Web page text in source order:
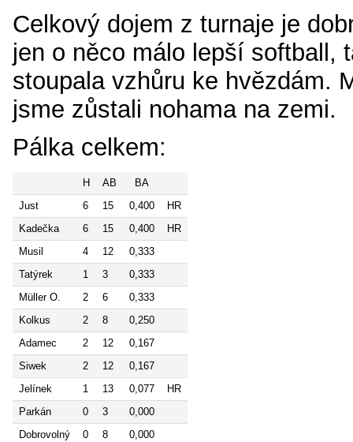
Celkový dojem z turnaje je
jen o něco málo lepší softball,
stoupala vzhůru ke hvězdám.
jsme zůstali nohama na zemi.
Pálka celkem:
H AB
BA
Just
6 15 0,400
HR
Kadečka
6 15 0,400
HR
Musil
4 12
0,333
Tatýrek
1 3
0,333
Müller O.
2 6
0,333
Kolkus
2 8
0,250
Adamec
2 12
0,167
Siwek
2 12
0,167
Jelínek
1 13 0,077
HR
Parkán
0 3
0,000
Dobrovolný
0 8
0,000